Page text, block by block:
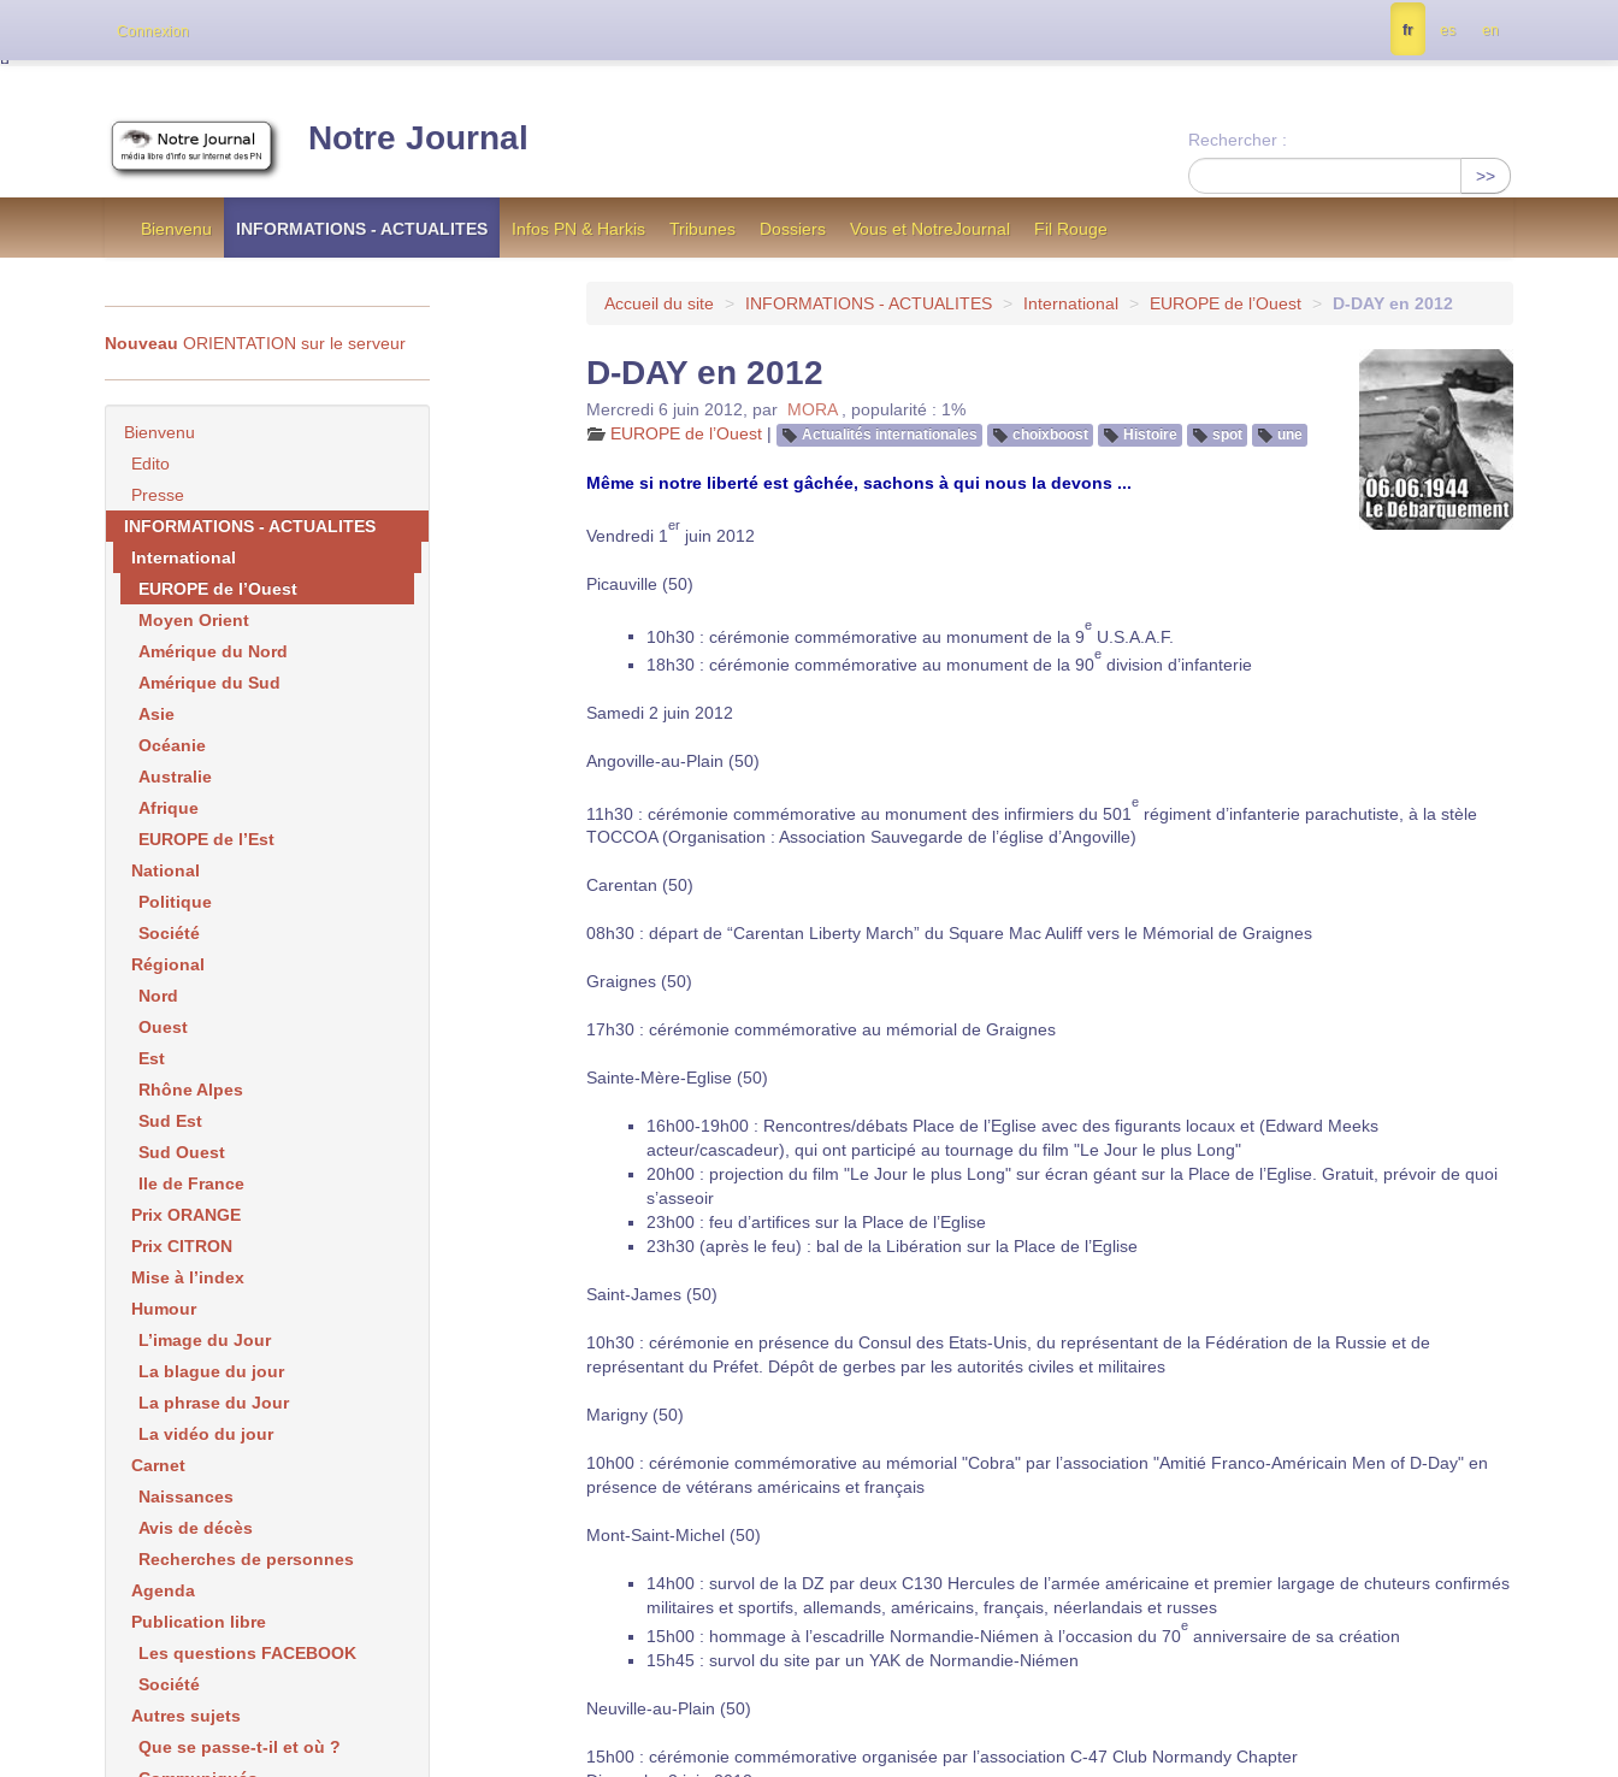
Notre Journal
Rechercher :
>>
Bienvenu INFORMATIONS - ACTUALITES Infos PN & Harkis Tribunes Dossiers Vous et NotreJournal Fil Rouge
Accueil du site > INFORMATIONS - ACTUALITES > International > EUROPE de l’Ouest > D-DAY en 2012
D-DAY en 2012
Mercredi 6 juin 2012 par MORA
popularité : 1%
EUROPE de l’Ouest | Actualités internationales choixboost Histoire spot une
Même si notre liberté est gâchée, sachons à qui nous la devons ...
Vendredi 1
er
juin 2012
Picauville (50)
10h30 : cérémonie commémorative au monument de la 9
e
U.S.A.A.F.
18h30 : cérémonie commémorative au monument de la 90
e
division d’infanterie
Samedi 2 juin 2012
Angoville-au-Plain (50)
11h30 : cérémonie commémorative au monument des infirmiers du 501
e
régiment d’infanterie parachutiste, à la stèle
TOCCOA (Organisation : Association Sauvegarde de l’église d’Angoville)
Carentan (50)
08h30 : départ de “Carentan Liberty March” du Square Mac Auliff vers le Mémorial de Graignes
Graignes (50)
17h30 : cérémonie commémorative au mémorial de Graignes
Sainte-Mère-Eglise (50)
16h00-19h00 : Rencontres/débats Place de l’Eglise avec des figurants locaux et (Edward Meeks
acteur/cascadeur), qui ont participé au tournage du film "Le Jour le plus Long"
20h00 : projection du film "Le Jour le plus Long" sur écran géant sur la Place de l’Eglise. Gratuit, prévoir de quoi
s’asseoir
23h00 : feu d’artifices sur la Place de l’Eglise
23h30 (après le feu) : bal de la Libération sur la Place de l’Eglise
Saint-James (50)
10h30 : cérémonie en présence du Consul des Etats-Unis, du représentant de la Fédération de la Russie et de
représentant du Préfet. Dépôt de gerbes par les autorités civiles et militaires
Marigny (50)
10h00 : cérémonie commémorative au mémorial "Cobra" par l’association "Amitié Franco-Américain Men of D-Day" en
présence de vétérans américains et français
Mont-Saint-Michel (50)
14h00 : survol de la DZ par deux C130 Hercules de l’armée américaine et premier largage de chuteurs confirmés
militaires et sportifs, allemands, américains, français, néerlandais et russes
15h00 : hommage à l’escadrille Normandie-Niémen à l’occasion du 70
e
anniversaire de sa création
15h45 : survol du site par un YAK de Normandie-Niémen
Neuville-au-Plain (50)
15h00 : cérémonie commémorative organisée par l’association C-47 Club Normandy Chapter
Nouveau ORIENTATION sur le serveur
Bienvenu
Edito
Presse
INFORMATIONS - ACTUALITES
International
EUROPE de l’Ouest
Moyen Orient
Amérique du Nord
Amérique du Sud
Asie
Océanie
Australie
Afrique
EUROPE de l’Est
National
Politique
Société
Régional
Nord
Ouest
Est
Rhône Alpes
Sud Est
Sud Ouest
Ile de France
Prix ORANGE
Prix CITRON
Mise à l’index
Humour
L’image du Jour
La blague du jour
La phrase du Jour
La vidéo du jour
Carnet
Naissances
Avis de décès
Recherches de personnes
Agenda
Publication libre
Les questions FACEBOOK
Société
Autres sujets
Que se passe-t-il et où ?
Connexion fr es en
Cette version de NotreJournal représente l’ancienne formule utilisée jusqu’en octobre 2012, en cas de difficultés, contactez nous à info@notrejournal.info !